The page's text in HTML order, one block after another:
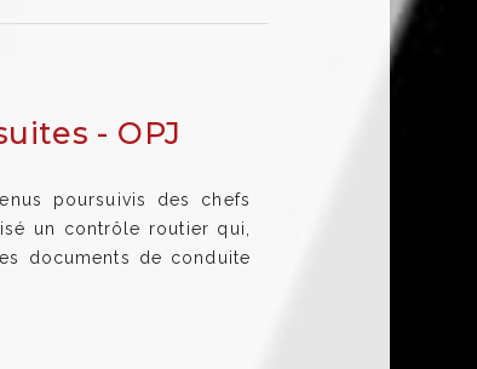
- OPJ
poursuivis des chefs
un contrôle routier qui,
documents de conduite